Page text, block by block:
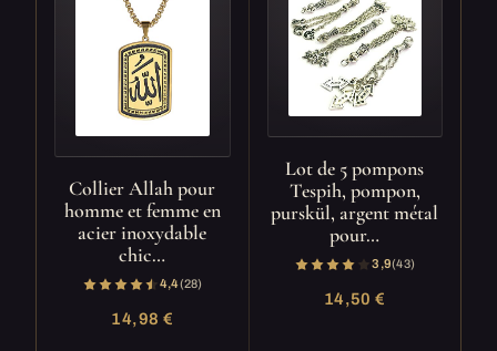
Collier Allah pour
homme et femme en
acier inoxydable
chic…
4,4(28)
14,98 €
Lot de 5 pompons
Tespih, pompon,
purskül, argent métal
pour…
3,9(43)
14,50 €